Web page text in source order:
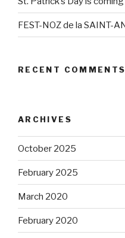
FEST-NOZ de la SAINT-
RECENT COMMENTS
ARCHIVES
October 2025
February 2025
March 2020
February 2020